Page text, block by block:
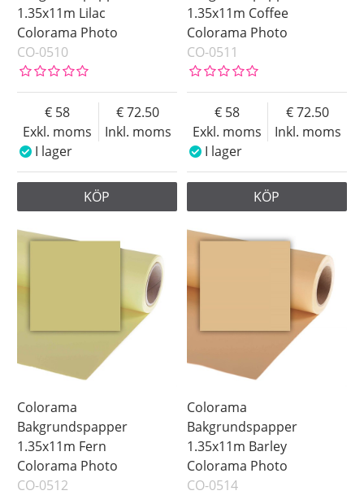
1.35x11m Lilac
Colorama Photo
CO-0510
Exkl. moms
58
Inkl. moms
72.50
I lager
KÖP
1.35x11m Coffee
Colorama Photo
CO-0511
Exkl. moms
58
Inkl. moms
72.50
I lager
KÖP
Colorama
Bakgrundspapper
1.35x11m Fern
Colorama Photo
CO-0512
Colorama
Bakgrundspapper
1.35x11m Barley
Colorama Photo
CO-0514